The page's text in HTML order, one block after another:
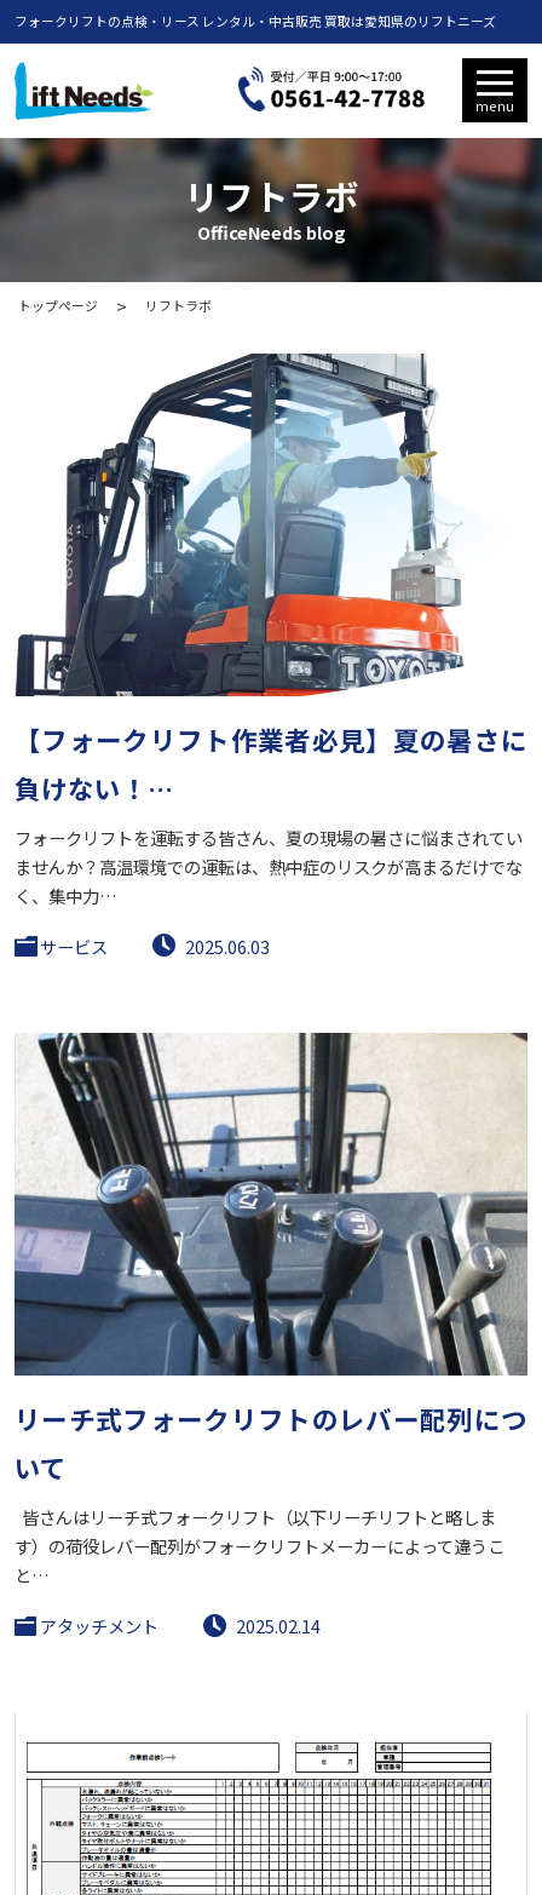
フォークリフトの点検・リース レンタル・中古販売 買取は愛知県のリフトニーズ
menu
リフトラボ
OfficeNeeds blog
トップページ リフトラボ
【フォークリフト作業者必見】夏の暑さに
負けない！…
フォークリフトを運転する皆さん、夏の現場の暑さに悩まされてい
ませんか？高温環境での運転は、熱中症のリスクが高まるだけでな
く、集中力…
サービス
2025.06.03
リーチ式フォークリフトのレバー配列につ
いて
皆さんはリーチ式フォークリフト（以下リーチリフトと略しま
す）の荷役レバー配列がフォークリフトメーカーによって違うこ
と…
アタッチメント
2025.02.14